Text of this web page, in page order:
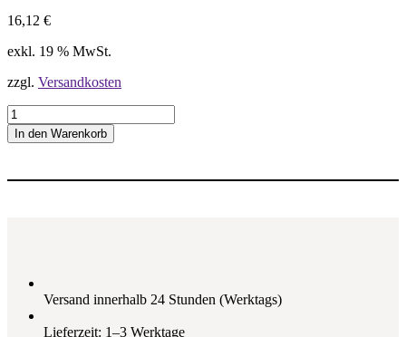
16,12 €
exkl. 19 % MwSt.
zzgl. Versandkosten
1
6
I
2
In den Warenkorb
Versand innerhalb 24 Stunden (Werktags)
Lieferzeit: 1–3 Werktage